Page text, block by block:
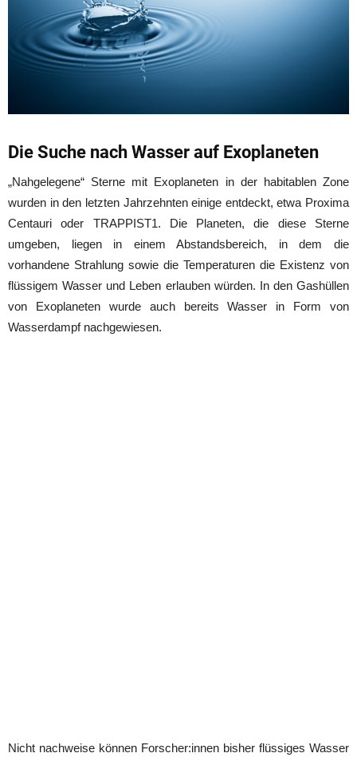
Die Suche nach Wasser auf Exoplaneten
„Nahgelegene“ Sterne mit Exoplaneten in der habitablen Zone
wurden in den letzten Jahrzehnten einige entdeckt, etwa Proxima
Centauri oder TRAPPIST1. Die Planeten, die diese Sterne
umgeben, liegen in einem Abstandsbereich, in dem die
vorhandene Strahlung sowie die Temperaturen die Existenz von
flüssigem Wasser und Leben erlauben würden. In den Gashüllen
von Exoplaneten wurde auch bereits Wasser in Form von
Wasserdampf nachgewiesen.
Nicht nachweise können Forscher:innen bisher flüssiges Wasser